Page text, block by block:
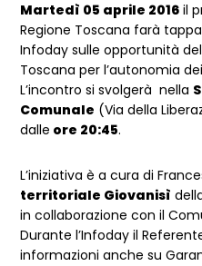
Martedì 05 aprile 2016 il
Regione Toscana farà
Infoday sulle opportunità
Toscana per l’autonomia
L’incontro si svolgerà nella
Comunale (Via della
dalle ore 20:45.
L’iniziativa è a cura di
territoriale Giovanisì
in collaborazione con il
Durante l’Infoday il
informazioni anche su